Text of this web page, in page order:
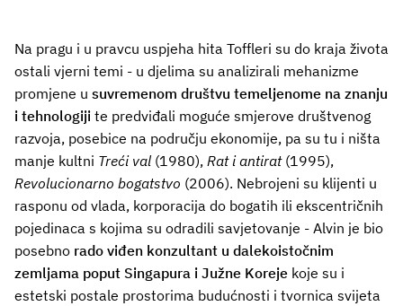
Na pragu i u pravcu uspjeha hita Toffleri su do kraja života
ostali vjerni temi - u djelima su analizirali mehanizme
promjene u suvremenom društvu temeljenome na znanju
i tehnologiji te predviđali moguće smjerove društvenog
razvoja, posebice na području ekonomije, pa su tu i ništa
manje kultni Treći val (1980), Rat i antirat(1995),
Revolucionarno bogatstvo (2006). Nebrojeni su klijenti u
rasponu od vlada, korporacija do bogatih ili ekscentričnih
pojedinaca s kojima su odradili savjetovanje - Alvin je bio
posebno rado viđen konzultant u dalekoistočnim
zemljama poput Singapura i Južne Koreje koje su i
estetski postale prostorima budućnosti i tvornica svijeta